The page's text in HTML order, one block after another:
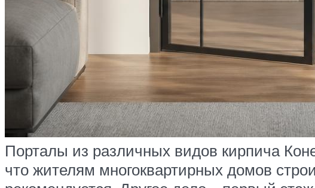
Порталы из различных видов кирпича
что жителям многоквартирных домов